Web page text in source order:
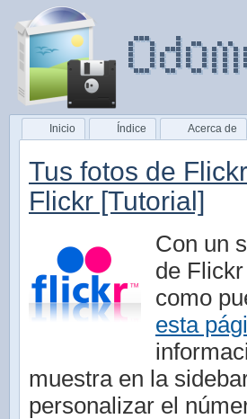
Inicio Índice Acerca de
Tus fotos de
Flickr [Tutorial]
Con un
de
como
esta
muestra en la
personalizar el